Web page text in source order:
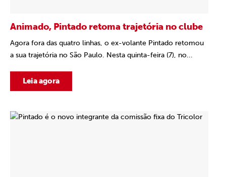
Animado, Pintado retoma trajetória no clube
Agora fora das quatro linhas, o ex-volante Pintado retomou
a sua trajetória no São Paulo. Nesta quinta-feira (7), no...
Leia agora